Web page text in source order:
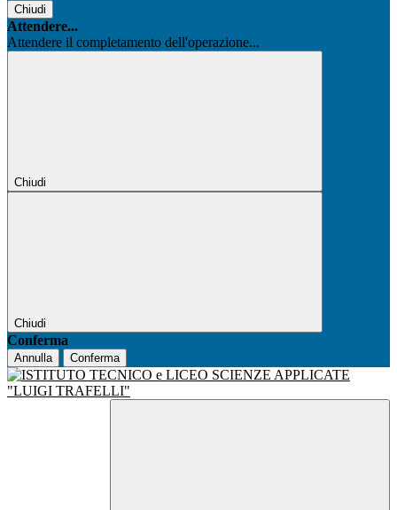
Chiudi
Attendere...
Attendere il completamento dell'operazione...
Chiudi
Chiudi
Conferma
Annulla Conferma